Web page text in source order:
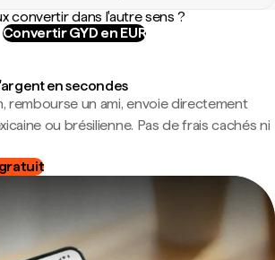
convertir dans l'autre sens ?
Convertir GYD en EUR
en secondes
rembourse un ami, envoie directement
ou brésilienne. Pas de frais cachés ni